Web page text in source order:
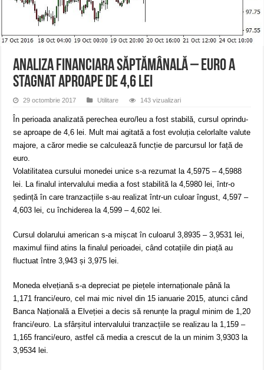
Miresme de lavandă, mentă și flori de vară și râsete de copii la Carașova VIDEO
ANUNȚ OPRIRE APĂ în Reșița – avarie – 04.08.2026 – str. Văliugului și
Analiza financiara săptămânală – Euro a
stagnat aproape de 4,6 lei
29 octombrie 2017 Utilitare 143 vizualizari
În perioada analizată perechea euro/leu a fost stabilă, cursul oprindu-
se aproape de 4,6 lei. Mult mai agitată a fost evoluția celorlalte valute
majore, a căror medie se calculează funcție de parcursul lor față de
euro.
Volatilitatea cursului monedei unice s-a rezumat la 4,5975 – 4,5988
lei. La finalul intervalului media a fost stabilită la 4,5980 lei, într-o
ședință în care tranzacțiile s-au realizat într-un culoar îngust, 4,597 –
4,603 lei, cu închiderea la 4,599 – 4,602 lei.
Cursul dolarului american s-a mișcat în culoarul 3,8935 – 3,9531 lei,
maximul fiind atins la finalul perioadei, când cotațiile din piață au
fluctuat între 3,943 și 3,975 lei.
Moneda elvețiană s-a depreciat pe piețele internaționale până la
1,171 franci/euro, cel mai mic nivel din 15 ianuarie 2015, atunci când
Banca Națională a Elveției a decis să renunțe la pragul minim de 1,20
franci/euro. La sfârșitul intervalului tranzacțiile se realizau la 1,159 –
1,165 franci/euro, astfel că media a crescut de la un minim 3,9303 la
3,9534 lei.